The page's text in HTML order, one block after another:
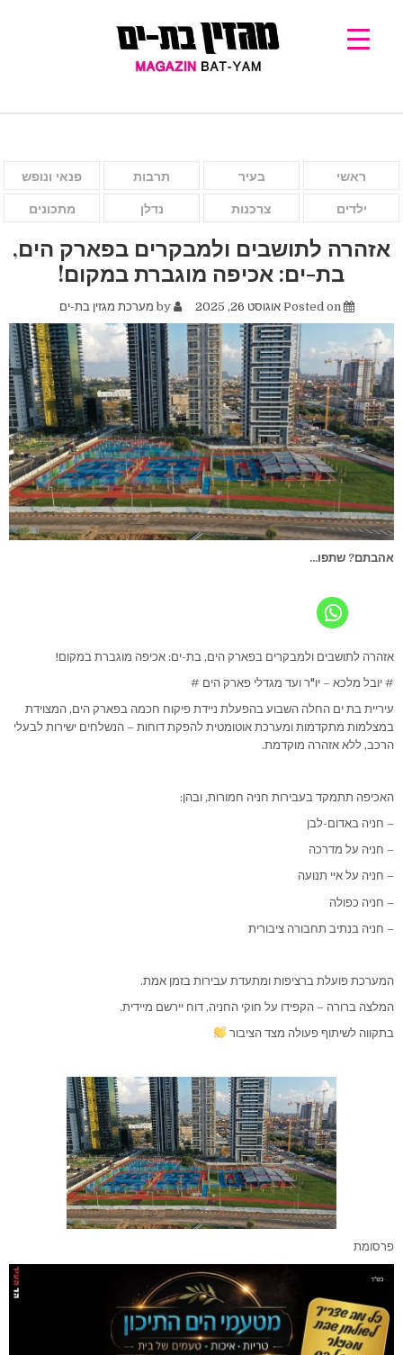
ראשי בעיר תרבות פנאי ונופש
ילדים צרכנות נדלן מתכונים
אזהרה לתושבים ולמבקרים בפארק הים,
בת-ים: אכיפה מוגברת במקום!
אוגוסט 26, 2025 מערכת מגזין בת-ים
אהבתם? שתפו...
אזהרה לתושבים ולמבקרים בפארק הים, בת-ים: אכיפה מוגברת במקום!
# יובל מלכא – יו"ר ועד מגדלי פארק הים #
עיריית בת ים החלה השבוע בהפעלת ניידת פיקוח חכמה בפארק הים, המצוידת
במצלמות מתקדמות ומערכת אוטומטית להפקת דוחות – הנשלחים ישירות לבעלי
הרכב, ללא אזהרה מוקדמת.
האכיפה תתמקד בעבירות חניה חמורות, ובהן:
– חניה באדום-לבן
– חניה על מדרכה
– חניה על איי תנועה
– חניה כפולה
– חניה בנתיב תחבורה ציבורית
המערכת פועלת ברציפות ומתעדת עבירות בזמן אמת.
המלצה ברורה – הקפידו על חוקי החניה, דוח יירשם מיידית.
בתקווה לשיתוף פעולה מצד הציבור
פרסומת